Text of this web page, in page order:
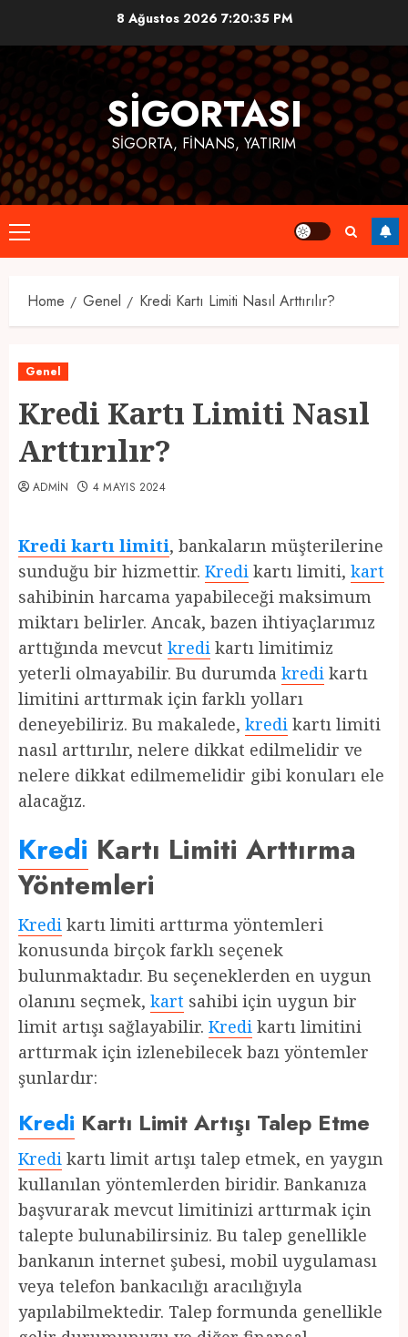
8 Ağustos 2026 7:20:36 PM
SIGORTASI
SIGORTA, FINANS, YATIRIM
Primary
Menu
Home Genel Kredi Kartı Limiti Nasıl Arttırılır?
Genel
Kredi Kartı Limiti Nasıl
Arttırılır?
ADMIN 4 MAYIS 2024
Kredi kartı limiti, bankaların müşterilerine
sunduğu bir hizmettir. Kredi kartı limiti, kart
sahibinin harcama yapabileceği maksimum
miktarı belirler. Ancak, bazen ihtiyaçlarımız
arttığında mevcut kredi kartı limitimiz
yeterli olmayabilir. Bu durumda kredi kartı
limitini arttırmak için farklı yolları
deneyebiliriz. Bu makalede, kredi kartı limiti
nasıl arttırılır, nelere dikkat edilmelidir ve
nelere dikkat edilmemelidir gibi konuları ele
alacağız.
Kredi Kartı Limiti Arttırma
Yöntemleri
Kredi kartı limiti arttırma yöntemleri
konusunda birçok farklı seçenek
bulunmaktadır. Bu seçeneklerden en uygun
olanını seçmek, kart sahibi için uygun bir
limit artışı sağlayabilir. Kredi kartı limitini
arttırmak için izlenebilecek bazı yöntemler
şunlardır:
Kredi Kartı Limit Artışı Talep Etme
Kredi kartı limit artışı talep etmek, en yaygın
kullanılan yöntemlerden biridir. Bankanıza
başvurarak mevcut limitinizi arttırmak için
talepte bulunabilirsiniz. Bu talep genellikle
bankanın internet şubesi, mobil uygulaması
veya telefon bankacılığı aracılığıyla
yapılabilmektedir. Talep formunda genellikle